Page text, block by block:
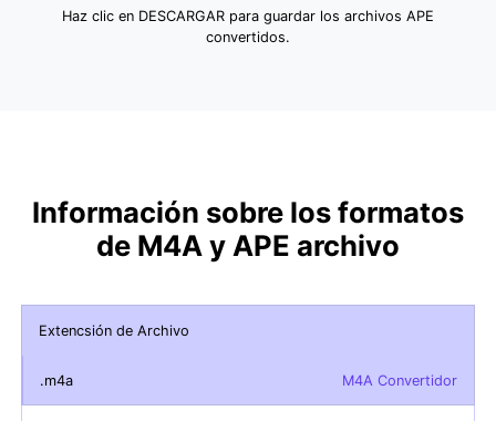
Haz clic en DESCARGAR para guardar los archivos APE
convertidos.
Información sobre los formatos
de M4A y APE archivo
Extencsión de Archivo
.m4a M4A Convertidor